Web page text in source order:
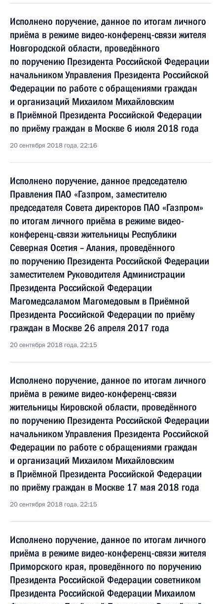
Исполнено поручение, данное по итогам личного
приёма в режиме видео-конференц-связи жителя
Новгородской области, проведённого
по поручению Президента Российской Федерации
начальником Управления Президента Российской
Федерации по работе с обращениями граждан
и организаций Михаилом Михайловским
в Приёмной Президента Российской Федерации
по приёму граждан в Москве 6 июля 2018 года
20 сентября 2018 года, 22:16
Исполнено поручение, данное председателю
Правления ПАО «Газпром, заместителю
председателя Совета директоров ПАО «Газпром»
по итогам личного приёма в режиме видео-
конференц-связи жительницы Республики
Северная Осетия – Алания, проведённого
по поручению Президента Российской Федерации
заместителем Руководителя Администрации
Президента Российской Федерации
Магомедсаламом Магомедовым в Приёмной
Президента Российской Федерации по приёму
граждан в Москве 26 апреля 2017 года
20 сентября 2018 года, 22:15
Исполнено поручение, данное по итогам личного
приёма в режиме видео-конференц-связи
жительницы Кировской области, проведённого
по поручению Президента Российской Федерации
начальником Управления Президента Российской
Федерации по работе с обращениями граждан
и организаций Михаилом Михайловским
в Приёмной Президента Российской Федерации
по приёму граждан в Москве 17 мая 2018 года
20 сентября 2018 года, 22:15
Исполнено поручение, данное по итогам личного
приёма в режиме видео-конференц-связи жителя
Приморского края, проведённого по поручению
Президента Российской Федерации советником
Президента Российской Федерации Михаилом